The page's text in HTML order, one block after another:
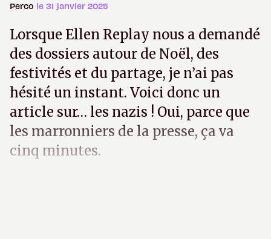
Perco le 31 janvier 2025
Lorsque Ellen Replay nous a demandé
des dossiers autour de Noël, des
festivités et du partage, je n’ai pas
hésité un instant. Voici donc un
article sur… les nazis ! Oui, parce que
les marronniers de la presse, ça va
cinq minutes.